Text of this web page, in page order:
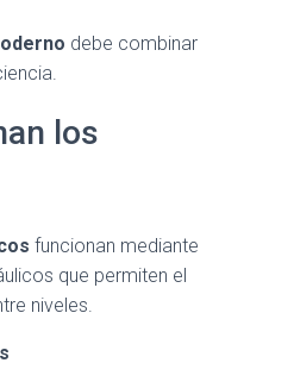
debe combinar
los
funcionan mediante
que permiten el
niveles.